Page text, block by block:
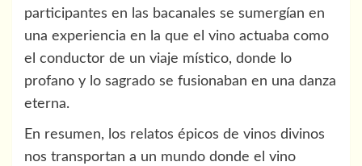
participantes en las bacanales se sumergían en
una experiencia en la que el vino actuaba como
el conductor de un viaje místico, donde lo
profano y lo sagrado se fusionaban en una danza
eterna.
En resumen, los relatos épicos de vinos divinos
nos transportan a un mundo donde el vino